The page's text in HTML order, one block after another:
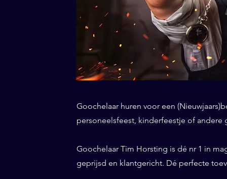
Goochelaar huren voor een
personeelsfeest, kinderfeestje of
Goochelaar Tim Horsting is dé nr 1 in
geprijsd en klantgericht. Dé perfecte